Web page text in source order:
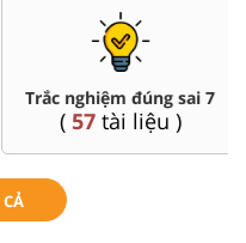
Trắc nghiệm đúng sai 7
57 tài liệu )